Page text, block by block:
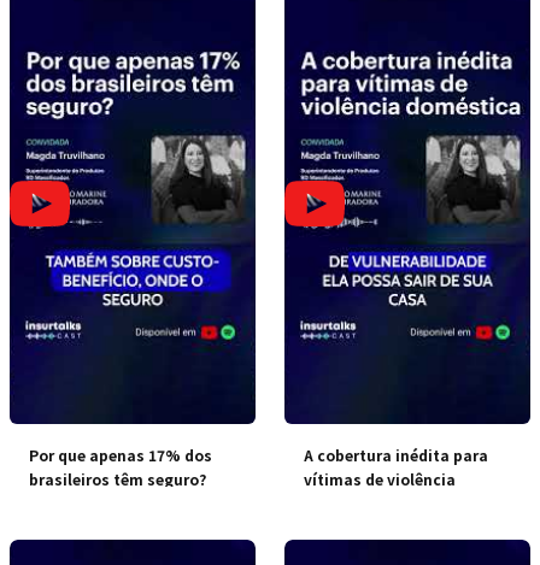
Por que apenas 17% dos
brasileiros têm seguro?
A cobertura inédita para
vítimas de violência